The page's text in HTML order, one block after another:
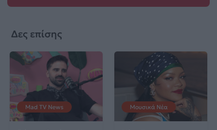
Δες επίσης
Mad TV News Μουσικά Νέα